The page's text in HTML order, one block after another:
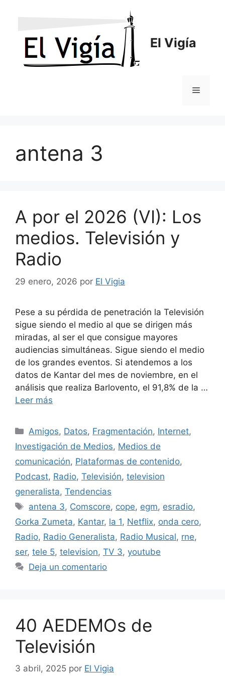
El Vigía
Menú
antena 3
A por el 2026 (VI): Los
medios. Televisión y
Radio
29 enero, 2026 por El Vigia
Pese a su pérdida de penetración la Televisión
sigue siendo el medio al que se dirigen más
miradas, al ser el que consigue mayores
audiencias simultáneas. Sigue siendo el medio
de los grandes eventos. Si atendemos a los
datos de Kantar del mes de noviembre, en el
análisis que realiza Barlovento, el 91,8% de la …
Leer más
Categorías
Amigos, Datos, Fragmentación, Internet,
Investigación de Medios, Medios de
comunicación, Plataformas de contenido,
Podcast, Radio, Televisión, television
generalista, Tendencias
Etiquetas
antena 3, Comscore, cope, egm, esradio,
Gorka Zumeta, Kantar, la 1, Netflix, onda cero,
Radio, Radio Generalista, Radio Musical, rne,
ser, tele 5, television, TV 3, youtube
Deja un comentario
40 AEDEMOs de
Televisión
3 abril, 2025 por El Vigia